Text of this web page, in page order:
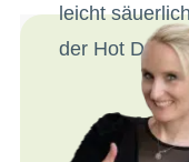
leicht
der Hot Dog